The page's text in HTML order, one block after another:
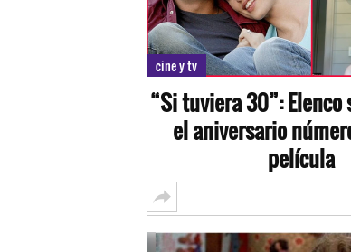
cine y tv
“Si tuviera 30”: Elenco
el aniversario
película